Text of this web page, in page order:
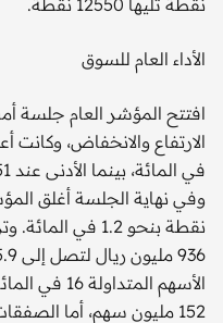
نقطة تليها 12550 نقطة.
الأداء العام للسوق